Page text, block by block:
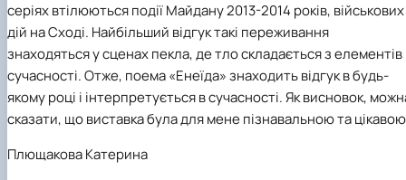
серіях втілюються події Майдану 2013-2014 років, військових
дій на Сході. Найбільший відгук такі переживання
знаходяться у сценах пекла, де тло складається з елементів
сучасності. Отже, поема «Енеїда» знаходить відгук в будь-
якому році і інтерпретується в сучасності. Як висновок,
сказати, що виставка була для мене пізнавальною та
Плющакова Катерина